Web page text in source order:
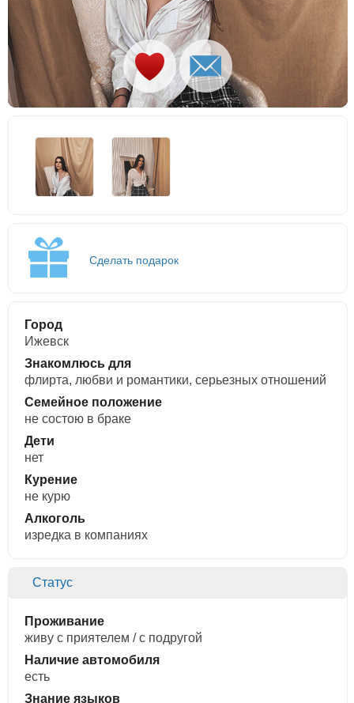
Сделать подарок
Город
Ижевск
Знакомлюсь для
флирта, любви и романтики, cерьезных отношений
Семейное положение
не состою в браке
Дети
нет
Курение
не курю
Алкоголь
изредка в компаниях
Статус
Проживание
живу с приятелем / с подругой
Наличие автомобиля
есть
Знание языков